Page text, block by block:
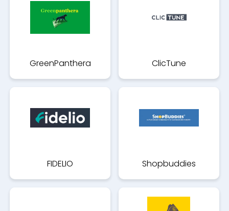
GreenPanthera ClicTune
FIDELIO Shopbuddies